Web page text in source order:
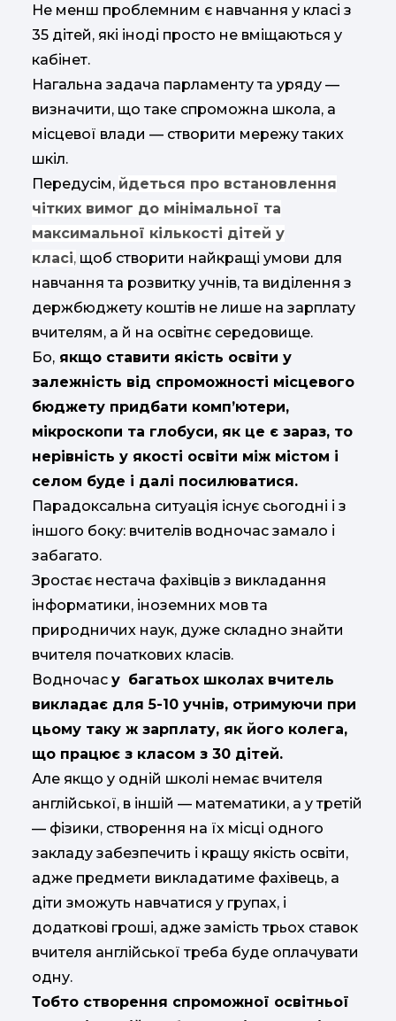
Не менш проблемним є навчання у класі з
35 дітей, які іноді просто не вміщаються у
кабінет.
Нагальна задача парламенту та уряду —
визначити, що таке спроможна школа, а
місцевої влади — створити мережу таких
шкіл.
Передусім, йдеться про встановлення
чітких вимог до мінімальної та
максимальної кількості дітей у
класі, щоб створити найкращі умови для
навчання та розвитку учнів, та виділення з
держбюджету коштів не лише на зарплату
вчителям, а й на освітнє середовище.
Бо, якщо ставити якість освіти у
залежність від спроможності місцевого
бюджету придбати комп’ютери,
мікроскопи та глобуси, як це є зараз, то
нерівність у якості освіти між містом і
селом буде і далі посилюватися.
Парадоксальна ситуація існує сьогодні і з
іншого боку: вчителів водночас замало і
забагато.
Зростає нестача фахівців з викладання
інформатики, іноземних мов та
природничих наук, дуже складно знайти
вчителя початкових класів.
Водночас у багатьох школах вчитель
викладає для 5-10 учнів, отримуючи при
цьому таку ж зарплату, як його колега,
що працює з класом з 30 дітей.
Але якщо у одній школі немає вчителя
англійської, в іншій — математики, а у третій
— фізики, створення на їх місці одного
закладу забезпечить і кращу якість освіти,
адже предмети викладатиме фахівець, а
діти зможуть навчатися у групах, і
додаткові гроші, адже замість трьох ставок
вчителя англійської треба буде оплачувати
одну.
Тобто створення спроможної освітньої